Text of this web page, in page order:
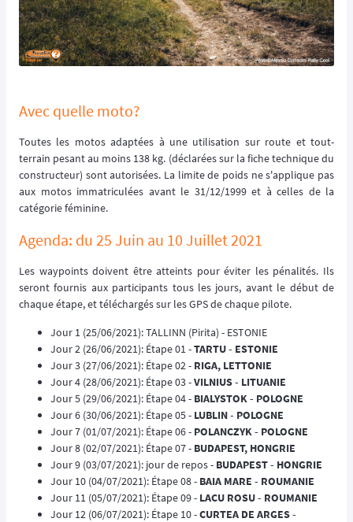
Avec quelle moto?
Toutes les motos adaptées à une utilisation sur route et tout-
terrain pesant au moins 138 kg. (déclarées sur la fiche technique du
constructeur) sont autorisées. La limite de poids ne s'applique pas
aux motos immatriculées avant le 31/12/1999 et à celles de la
catégorie féminine.
Agenda: du 25 Juin au 10 Juillet 2021
Les waypoints doivent être atteints pour éviter les pénalités. Ils
seront fournis aux participants tous les jours, avant le début de
chaque étape, et téléchargés sur les GPS de chaque pilote.
Jour 1 (25/06/2021): TALLINN (Pirita) - ESTONIE
Jour 2 (26/06/2021): Étape 01 -TARTU - ESTONIE
Jour 3 (27/06/2021): Étape 02 - RIGA, LETTONIE
Jour 4 (28/06/2021): Étape 03 -VILNIUS - LITUANIE
Jour 5 (29/06/2021): Étape 04 - BIALYSTOK - POLOGNE
Jour 6 (30/06/2021): Étape 05 - LUBLIN - POLOGNE
Jour 7 (01/07/2021): Étape 06 - POLANCZYK - POLOGNE
Jour 8 (02/07/2021): Étape 07 - BUDAPEST, HONGRIE
Jour 9 (03/07/2021): jour de repos - BUDAPEST - HONGRIE
Jour 10 (04/07/2021): Étape 08 - BAIA MARE - ROUMANIE
Jour 11 (05/07/2021): Étape 09 - LACU ROSU - ROUMANIE
Jour 12 (06/07/2021): Étape 10 -CURTEA DE ARGES -